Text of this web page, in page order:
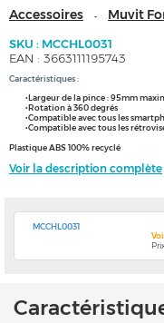
Accessoires - Muvit
SKU : MCCHL0031
EAN : 3663111195743
Caractéristiques :
•Largeur de la pince : 95mm
•Rotation à 360 degrés
•Compatible avec tous les
•Compatible avec tous les
Plastique ABS 100% recyclé
Voir la description complète
MCCHL0031